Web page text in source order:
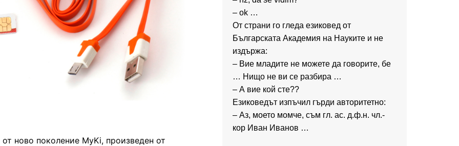
ново поколение MyKi, произведен от
– ok …
От страни го гледа езиковед от
Българската Академия на Науките и не
издържа:
– Вие младите не можете да говорите, бе
… Нищо не ви се разбира …
– А вие кой сте??
Езиковедът изпъчил гърди авторитетно:
– Аз, моето момче, съм гл. ас. д.ф.н. чл.-
кор Иван Иванов …